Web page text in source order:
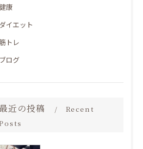
康
ダイエット
トレ
ブログ
近の投稿
Recent